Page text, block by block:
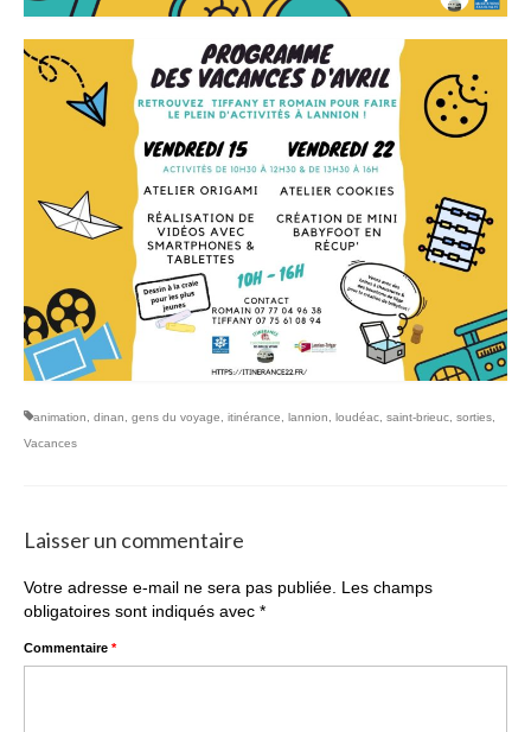
animation, dinan, gens du voyage, itinérance, lannion, loudéac, saint-brieuc, sorties,
Vacances
Laisser un commentaire
Votre adresse e-mail ne sera pas publiée. Les champs
obligatoires sont indiqués avec *
Commentaire *